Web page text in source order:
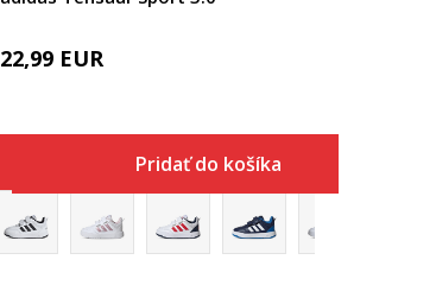
22,99 EUR
Pridať do košíka